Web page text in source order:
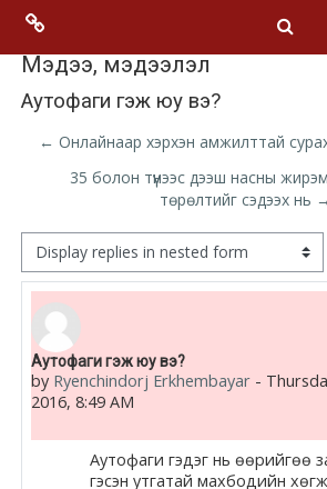
Menu 2
Moodle
community
free support
Moodle
development
Moodle
Мэдээ, мэдээлэл
Аутофаги гэж юу вэ?
← Онлайнаар хэрхэн амжилттай
35 болон түүнээс дээш насны
төрөлтийг сэдээх нь →
Display mode
Аутофаги гэж юу вэ?
by Ryenchindorj Erkhembayar -
2016, 8:49 AM
Number of replies: 0
Аутофаги гэдэг нь өөрийгөө
гэсэн утгатай махбодийн